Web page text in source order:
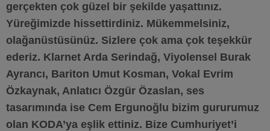
gerçekten çok güzel bir şekilde yaşattınız.
Yüreğimizde hissettirdiniz. Mükemmelsiniz,
olağanüstüsünüz. Sizlere çok ama çok teşekkür
ederiz. Klarnet Arda Serindağ, Viyolensel Burak
Ayrancı, Bariton Umut Kosman, Vokal Evrim
Özkaynak, Anlatıcı Özgür Özaslan, ses
tasarımında ise Cem Ergunoğlu bizim gururumuz
olan KODA’ya eşlik ettiniz. Bize Cumhuriyet’i